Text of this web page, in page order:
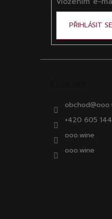
PŘIHLÁSIT SE
obchod@
+420 605 144
ooo.wine
ooo.wine